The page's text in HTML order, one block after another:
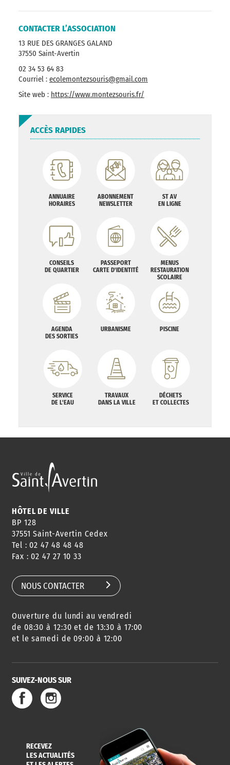
CONTACTER L’ASSOCIATION
13 RUE DES GRANGES GALAND
37550 Saint-Avertin
02 34 53 64 83
Courriel : ecolemontezsouris@gmail.com
Site web : https://www.montezsouris.fr/
ACCÈS RAPIDES
ANNUAIRE
HORAIRES
ABONNEMENT
NEWSLETTER
ST AV
EN LIGNE
CONSEILS
DE QUARTIER
PASSEPORT
CARTE D'IDENTITÉ
MENUS
RESTAURATION
SCOLAIRE
AGENDA
DES SORTIES
URBANISME PISCINE
SERVICE
DE L'EAU
TRAVAUX
DANS LA VILLE
DÉCHETS
ET COLLECTES
HÔTEL DE VILLE
BP 128
37551 Saint-Avertin Cedex
Tel : 02 47 48 48 48
Fax : 02 47 27 10 33
NOUS CONTACTER
Ouverture du lundi au vendredi
de 08:30 à 12:30 et de 13:30 à 17:00
et le samedi de 09:00 à 12:00
SUIVEZ-NOUS SUR
RECEVEZ
LES ACTUALITÉS